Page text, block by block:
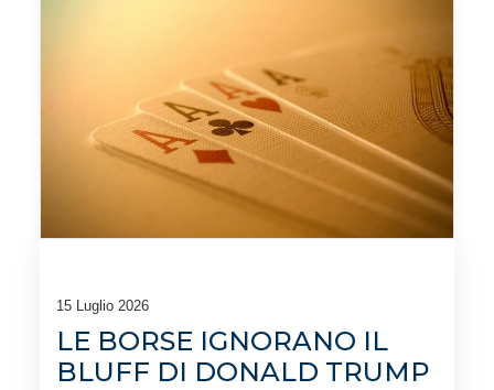
15 Luglio 2026
LE BORSE IGNORANO IL
BLUFF DI DONALD TRUMP